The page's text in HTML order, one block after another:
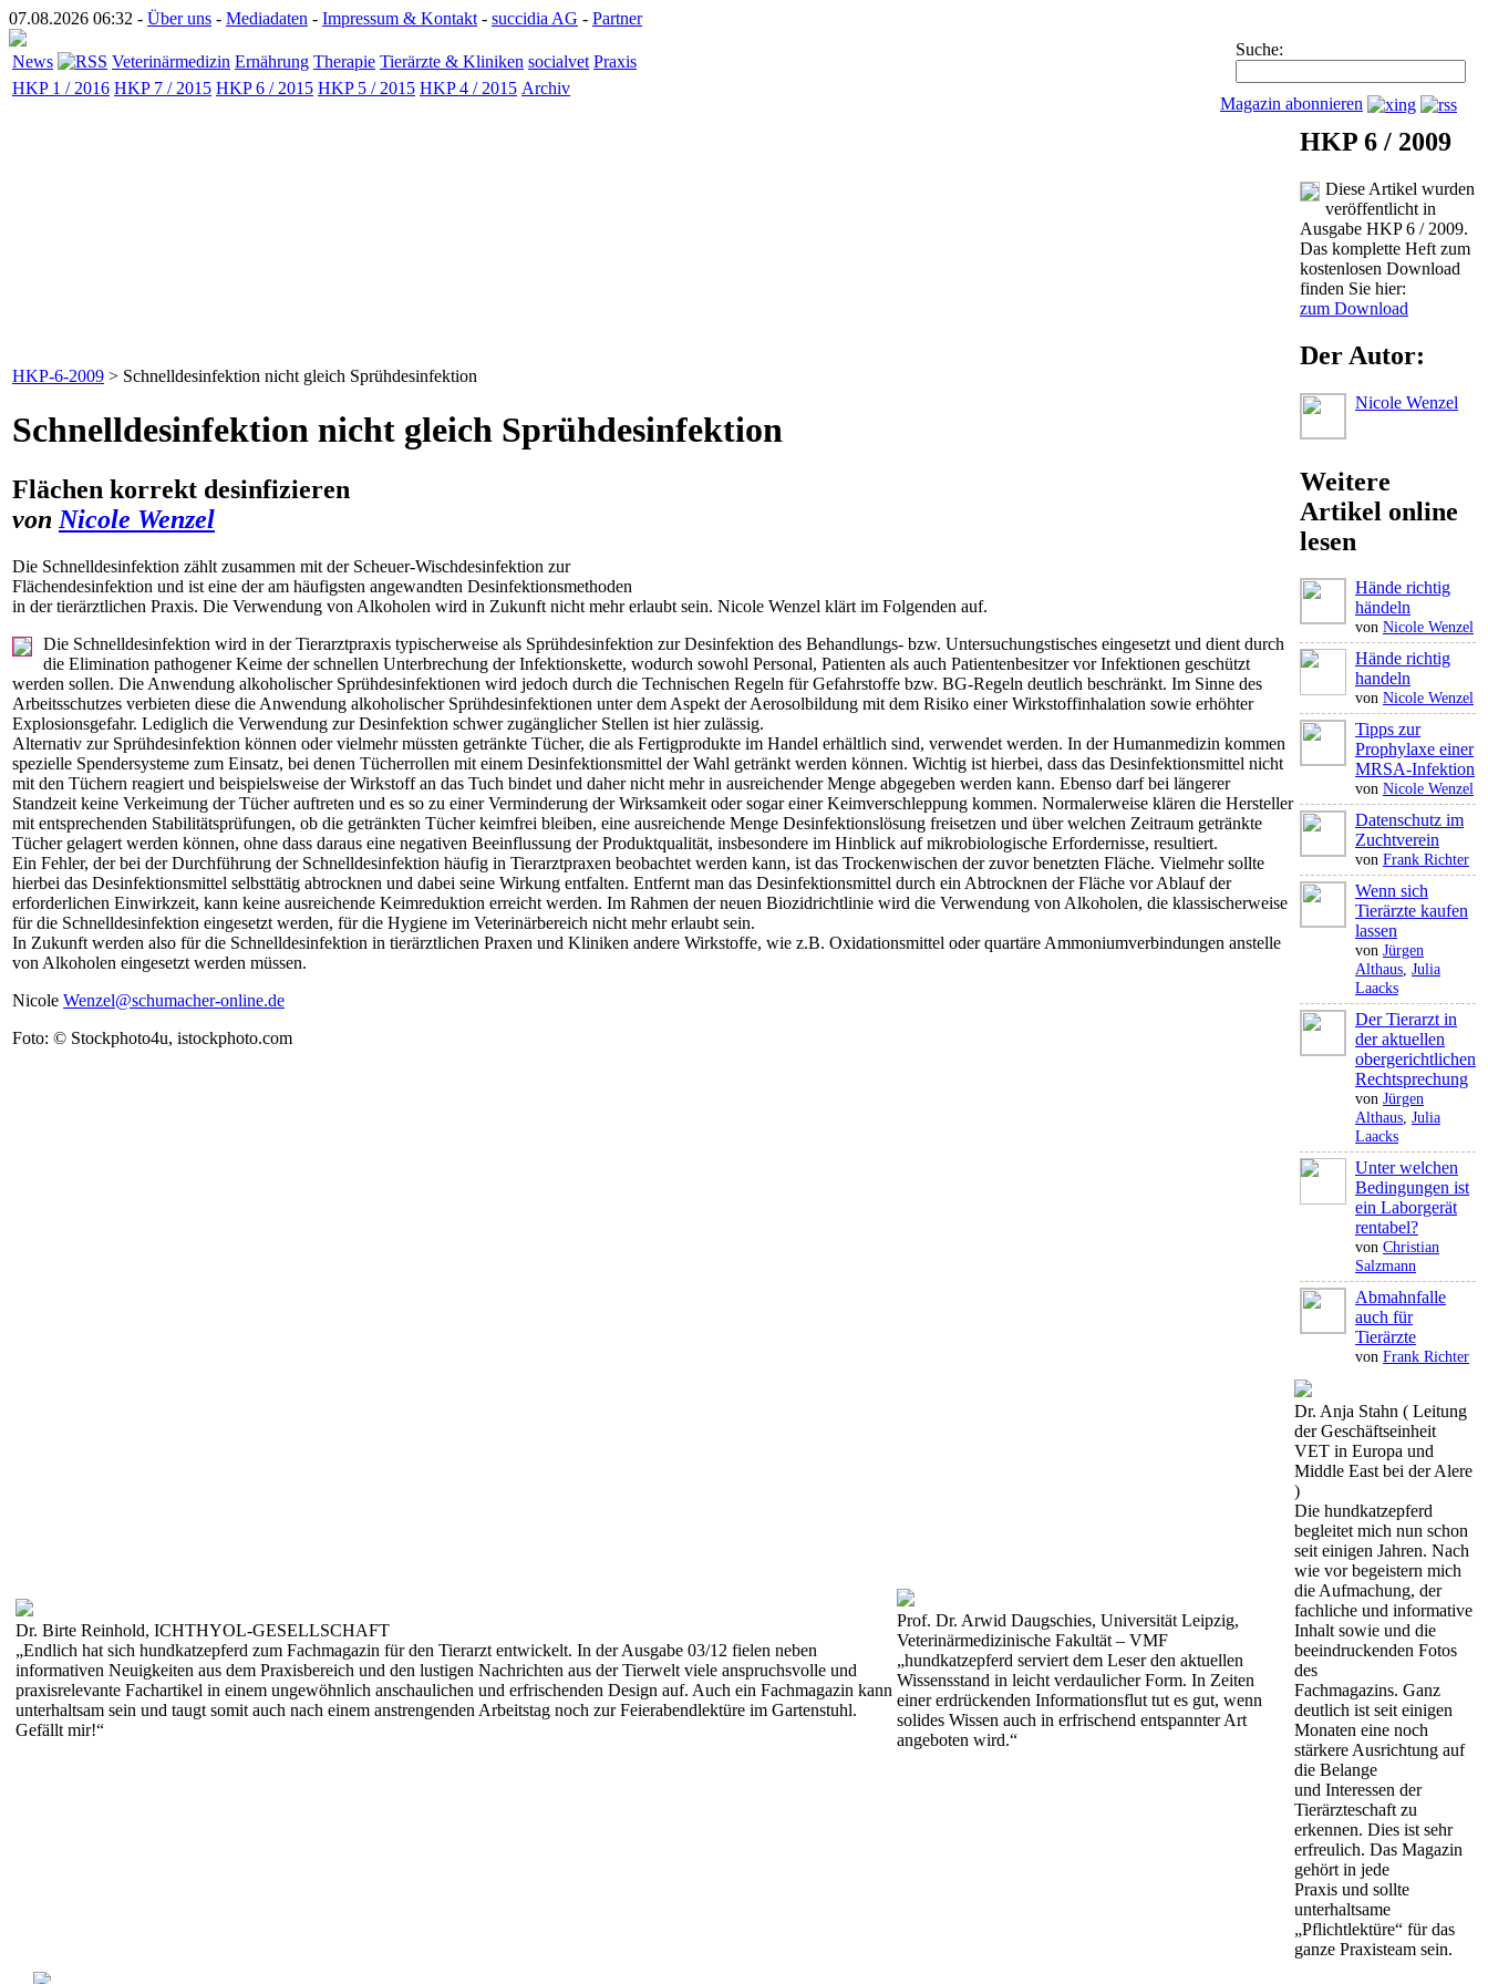
07.08.2026 06:32 - Über uns - Mediadaten - Impressum & Kontakt - succidia AG - Partner
Suche:
Magazin abonnieren
News Veterinärmedizin Ernährung Therapie Tierärzte & Kliniken socialvet Praxis
HKP 1 / 2016 HKP 7 / 2015 HKP 6 / 2015 HKP 5 / 2015 HKP 4 / 2015 Archiv
HKP-6-2009 > Schnelldesinfektion nicht gleich Sprühdesinfektion
Schnelldesinfektion nicht gleich Sprühdesinfektion
Flächen korrekt desinfizieren
von Nicole Wenzel
Die Schnelldesinfektion zählt zusammen mit der Scheuer-Wischdesinfektion zur
Flächendesinfektion und ist eine der am häufigsten angewandten Desinfektionsmethoden
in der tierärztlichen Praxis. Die Verwendung von Alkoholen wird in Zukunft nicht mehr erlaubt sein. Nicole Wenzel klärt im Folgenden auf.
Die Schnelldesinfektion wird in der Tierarztpraxis typischerweise als Sprühdesinfektion zur Desinfektion des Behandlungs- bzw. Untersuchungstisches eingesetzt und dient durch
die Elimination pathogener Keime der schnellen Unterbrechung der Infektionskette, wodurch sowohl Personal, Patienten als auch Patientenbesitzer vor Infektionen geschützt
werden sollen. Die Anwendung alkoholischer Sprühdesinfektionen wird jedoch durch die Technischen Regeln für Gefahrstoffe bzw. BG-Regeln deutlich beschränkt. Im Sinne des
Arbeitsschutzes verbieten diese die Anwendung alkoholischer Sprühdesinfektionen unter dem Aspekt der Aerosolbildung mit dem Risiko einer Wirkstoffinhalation sowie erhöhter
Explosionsgefahr. Lediglich die Verwendung zur Desinfektion schwer zugänglicher Stellen ist hier zulässig.
Alternativ zur Sprühdesinfektion können oder vielmehr müssten getränkte Tücher, die als Fertigprodukte im Handel erhältlich sind, verwendet werden. In der Humanmedizin kommen
spezielle Spendersysteme zum Einsatz, bei denen Tücherrollen mit einem Desinfektionsmittel der Wahl getränkt werden können. Wichtig ist hierbei, dass das Desinfektionsmittel nicht
mit den Tüchern reagiert und beispielsweise der Wirkstoff an das Tuch bindet und daher nicht mehr in ausreichender Menge abgegeben werden kann. Ebenso darf bei längerer
Standzeit keine Verkeimung der Tücher auftreten und es so zu einer Verminderung der Wirksamkeit oder sogar einer Keimverschleppung kommen. Normalerweise klären die Hersteller
mit entsprechenden Stabilitätsprüfungen, ob die getränkten Tücher keimfrei bleiben, eine ausreichende Menge Desinfektionslösung freisetzen und über welchen Zeitraum getränkte
Tücher gelagert werden können, ohne dass daraus eine negativen Beeinflussung der Produktqualität, insbesondere im Hinblick auf mikrobiologische Erfordernisse, resultiert.
Ein Fehler, der bei der Durchführung der Schnelldesinfektion häufig in Tierarztpraxen beobachtet werden kann, ist das Trockenwischen der zuvor benetzten Fläche. Vielmehr sollte
hierbei das Desinfektionsmittel selbsttätig abtrocknen und dabei seine Wirkung entfalten. Entfernt man das Desinfektionsmittel durch ein Abtrocknen der Fläche vor Ablauf der
erforderlichen Einwirkzeit, kann keine ausreichende Keimreduktion erreicht werden. Im Rahmen der neuen Biozidrichtlinie wird die Verwendung von Alkoholen, die klassischerweise
für die Schnelldesinfektion eingesetzt werden, für die Hygiene im Veterinärbereich nicht mehr erlaubt sein.
In Zukunft werden also für die Schnelldesinfektion in tierärztlichen Praxen und Kliniken andere Wirkstoffe, wie z.B. Oxidationsmittel oder quartäre Ammoniumverbindungen anstelle
von Alkoholen eingesetzt werden müssen.
Nicole Wenzel@schumacher-online.de
Foto: © Stockphoto4u, istockphoto.com
HKP 6 / 2009
Diese Artikel wurden
veröffentlicht in
Ausgabe HKP 6 / 2009.
Das komplette Heft zum
kostenlosen Download
finden Sie hier:
zum Download
Der Autor:
Nicole Wenzel
Weitere
Artikel online
lesen
Hände richtig
händeln
von Nicole Wenzel
Hände richtig
handeln
von Nicole Wenzel
Tipps zur
Prophylaxe einer
MRSA-Infektion
von Nicole Wenzel
Datenschutz im
Zuchtverein
von Frank Richter
Wenn sich
Tierärzte kaufen
lassen
von Jürgen
Althaus, Julia
Laacks
Der Tierarzt in
der aktuellen
obergerichtlichen
Rechtsprechung
von Jürgen
Althaus, Julia
Laacks
Unter welchen
Bedingungen ist
ein Laborgerät
rentabel?
von Christian
Salzmann
Abmahnfalle
auch für
Tierärzte
von Frank Richter
Dr. Birte Reinhold, ICHTHYOL-GESELLSCHAFT
„Endlich hat sich hundkatzepferd zum Fachmagazin für den Tierarzt entwickelt. In der Ausgabe 03/12 fielen neben
informativen Neuigkeiten aus dem Praxisbereich und den lustigen Nachrichten aus der Tierwelt viele anspruchsvolle und
praxisrelevante Fachartikel in einem ungewöhnlich anschaulichen und erfrischenden Design auf. Auch ein Fachmagazin kann
unterhaltsam sein und taugt somit auch nach einem anstrengenden Arbeitstag noch zur Feierabendlektüre im Gartenstuhl.
Gefällt mir!“
Prof. Dr. Arwid Daugschies, Universität Leipzig,
Veterinärmedizinische Fakultät – VMF
„hundkatzepferd serviert dem Leser den aktuellen
Wissensstand in leicht verdaulicher Form. In Zeiten
einer erdrückenden Informationsflut tut es gut, wenn
solides Wissen auch in erfrischend entspannter Art
angeboten wird.“
Dr. Anja Stahn ( Leitung
der Geschäftseinheit
VET in Europa und
Middle East bei der Alere
)
Die hundkatzepferd
begleitet mich nun schon
seit einigen Jahren. Nach
wie vor begeistern mich
die Aufmachung, der
fachliche und informative
Inhalt sowie und die
beeindruckenden Fotos
des
Fachmagazins. Ganz
deutlich ist seit einigen
Monaten eine noch
stärkere Ausrichtung auf
die Belange
und Interessen der
Tierärzteschaft zu
erkennen. Dies ist sehr
erfreulich. Das Magazin
gehört in jede
Praxis und sollte
unterhaltsame
„Pflichtlektüre“ für das
ganze Praxisteam sein.